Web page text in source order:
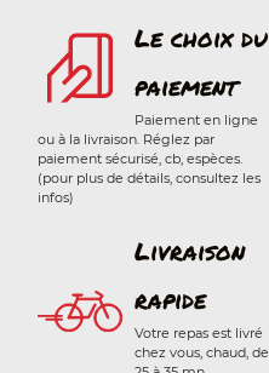
Le choix du
paiement
Paiement en ligne
ou à la livraison. Réglez par
paiement sécurisé, cb, espèces.
(pour plus de détails, consultez les
infos)
Livraison
rapide
Votre repas est livré
chez vous, chaud, de